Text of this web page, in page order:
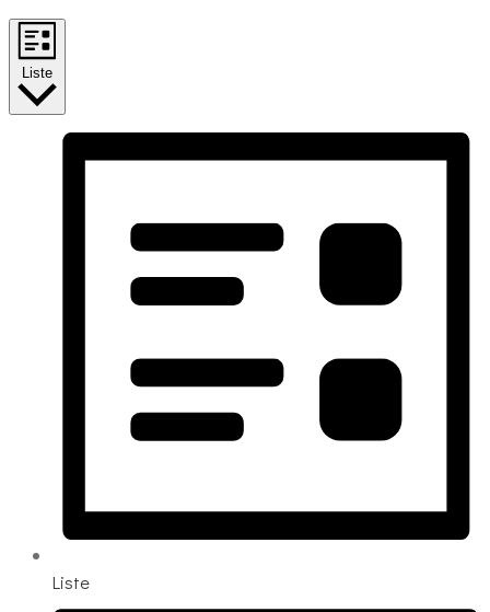
Liste
Liste